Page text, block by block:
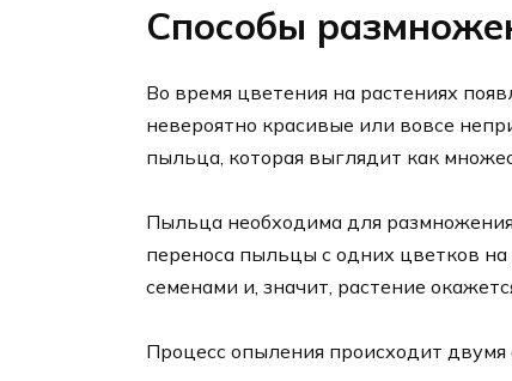
Способы
Во время цветения на растениях
невероятно красивые или вовсе
пыльца, которая выглядит как
Пыльца необходима для
переноса пыльцы с одних цветков
семенами и, значит, растение
Процесс опыления происходит